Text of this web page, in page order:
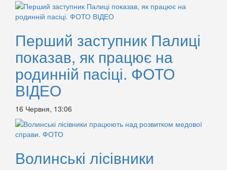
Перший заступник Палиці
показав, як працює на
родинній пасіці. ФОТО
ВІДЕО
16 Червня, 13:06
Волинські лісівники